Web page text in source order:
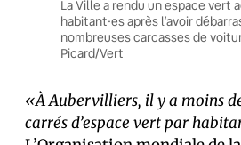
La Ville a rendu un espace vert
habitant·es après l’avoir
nombreuses carcasses de
Picard/Vert
«À Aubervilliers, il y a moins
carrés d’espace vert par